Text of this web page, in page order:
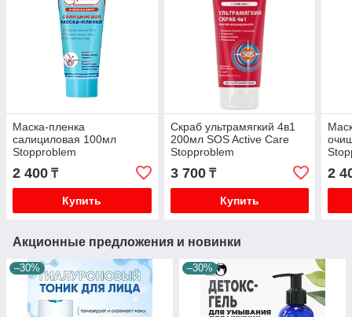
Маска-пленка
салициловая 100мл
Stopproblem
2 400 ₸
Купить
Скраб ультрамягкий 4в1
200мл SOS Active Care
Stopproblem
3 700₸
Купить
2
Акционные предложения и новинки
–30% –30%